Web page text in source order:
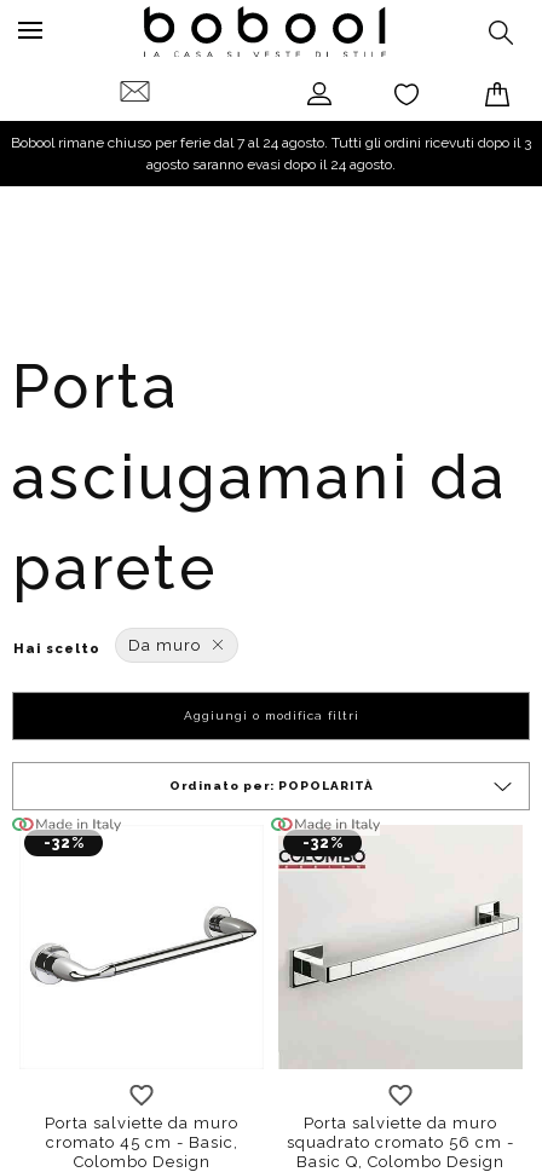
Bobool rimane chiuso per ferie dal 7 al 24 agosto. Tutti gli ordini ricevuti dopo il 3
agosto saranno evasi dopo il 24 agosto.
Porta
asciugamani da
parete
Hai scelto Da muro
Aggiungi o modifica filtri
Ordinato per: POPOLARITÀ
-32%
Porta salviette da muro
cromato 45 cm - Basic,
Colombo Design
-32%
Porta salviette da muro
squadrato cromato 56 cm -
Basic Q, Colombo Design